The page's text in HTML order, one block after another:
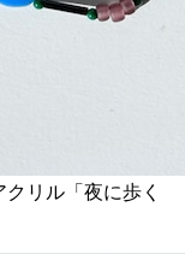
リル「夜に歩く